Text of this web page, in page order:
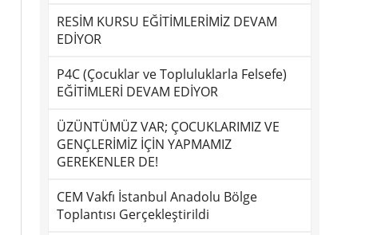
RESİM KURSU EĞİTİMLERİMİZ DEVAM
EDİYOR
P4C (Çocuklar ve Topluluklarla Felsefe)
EĞİTİMLERİ DEVAM EDİYOR
ÜZÜNTÜMÜZ VAR; ÇOCUKLARIMIZ VE
GENÇLERİMİZ İÇİN YAPMAMIZ
GEREKENLER DE!
CEM Vakfı İstanbul Anadolu Bölge
Toplantısı Gerçekleştirildi